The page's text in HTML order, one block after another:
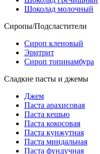
Шоколад молочный
Сиропы/Подсластители
Сироп кленовый
Эритрит
Сироп топинамбура
Сладкие пасты и джемы
Джем
Паста арахисовая
Паста кешью
Паста кокосовая
Паста кунжутная
Паста миндальная
Паста фундучная